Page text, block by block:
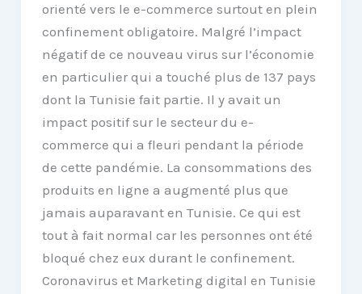
orienté vers le e-commerce surtout en plein
confinement obligatoire. Malgré l’impact
négatif de ce nouveau virus sur l’économie
en particulier qui a touché plus de 137 pays
dont la Tunisie fait partie. Il y avait un
impact positif sur le secteur du e-
commerce qui a fleuri pendant la période
de cette pandémie. La consommations des
produits en ligne a augmenté plus que
jamais auparavant en Tunisie. Ce qui est
tout à fait normal car les personnes ont été
bloqué chez eux durant le confinement.
Coronavirus et Marketing digital en Tunisie